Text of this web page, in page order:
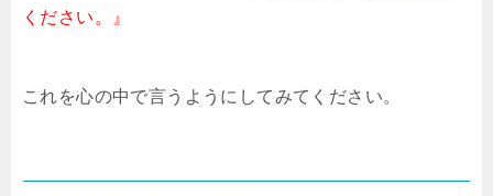
ください。』
これを心の中で言うようにしてみてください。